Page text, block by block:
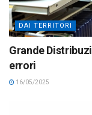
DAI TERRITORI
Grande
errori
16/05/2025